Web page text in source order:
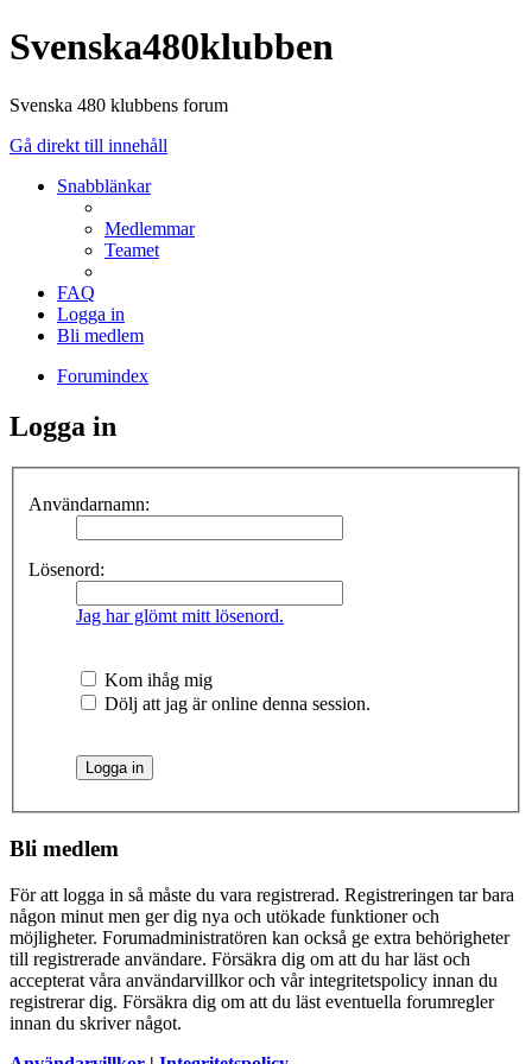
Svenska480klubben
Svenska 480 klubbens forum
Gå direkt till innehåll
Snabblänkar
Medlemmar
Teamet
FAQ
Logga in
Bli medlem
Forumindex
Logga in
Användarnamn:
Lösenord:
Jag har glömt mitt lösenord.
Kom ihåg mig
Dölj att jag är online denna session.
Bli medlem
För att logga in så måste du vara registrerad. Registreringen tar bara
någon minut men ger dig nya och utökade funktioner och
möjligheter. Forumadministratören kan också ge extra behörigheter
till registrerade användare. Försäkra dig om att du har läst och
accepterat våra användarvillkor och vår integritetspolicy innan du
registrerar dig. Försäkra dig om att du läst eventuella forumregler
innan du skriver något.